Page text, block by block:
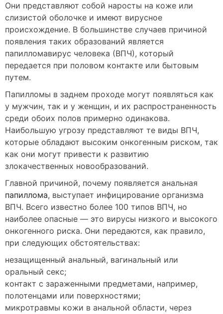
Они представляют собой наросты на коже или
слизистой оболочке и имеют вирусное
происхождение. В большинстве случаев причиной
появления таких образований является
папилломавирус человека (ВПЧ), который
передается при половом контакте или бытовым
путем.
Папилломы в заднем проходе могут появляться как
у мужчин, так и у женщин, и их распространенность
среди обоих полов примерно одинакова.
Наибольшую угрозу представляют те виды ВПЧ,
которые обладают высоким онкогенным риском, так
как они могут привести к развитию
злокачественных новообразований.
Главной причиной, почему появляется анальная
папиллома, выступает инфицирование организма
ВПЧ. Всего известно более 100 типов ВПЧ, но
наиболее опасные — это вирусы низкого и высокого
онкогенного риска. Они передаются, как правило,
при следующих обстоятельствах:
незащищенный анальный, вагинальный или
оральный секс;
контакт с зараженными предметами, например,
полотенцами или поверхностями;
микротравмы кожи в анальной области, через